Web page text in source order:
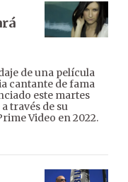
de una película
cantante de fama
este martes
través de su
Video en 2022.